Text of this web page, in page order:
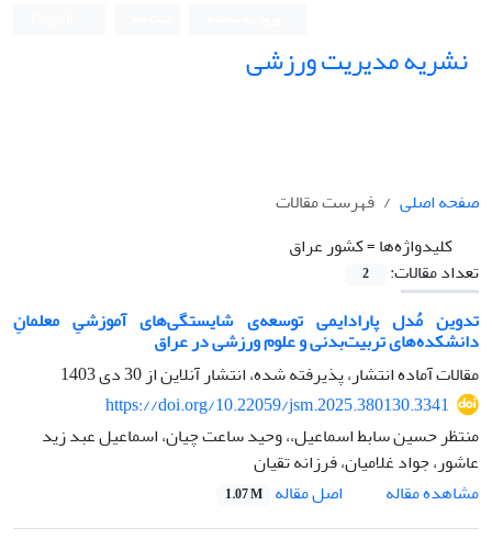
نشریه مدیریت ورزشی
صفحه اصلی
فهرست مقالات
کلیدواژه‌ها =کشور عراق
تعداد مقالات:
2
تدوین مُدل پارادایمی توسعه‌ی شایستگی‌های آموزشیِ معلمانِ
دانشکده‌های تربیت‌بدنی و علوم ورزشی در عراق
مقالات آماده انتشار، پذیرفته شده، انتشار آنلاین از30 دی 1403
https://doi.org/10.22059/jsm.2025.380130.3341
منتظر حسین سابط اسماعیل،، وحید ساعت چیان، اسماعیل عبد زید
عاشور، جواد غلامیان، فرزانه تقیان
مشاهده مقاله
اصل مقاله 1.07 M